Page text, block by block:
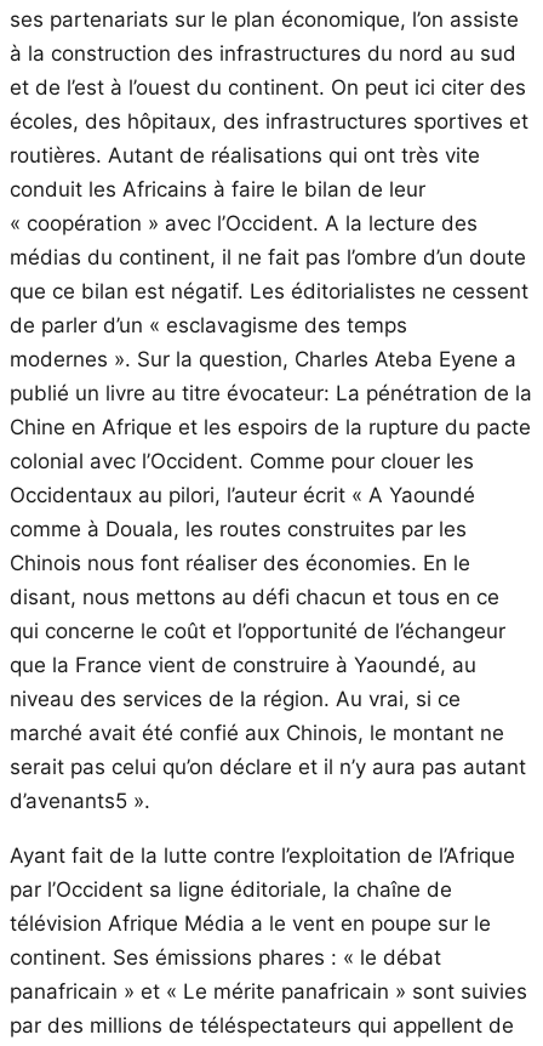
ses partenariats sur le plan économique, l’on assiste
à la construction des infrastructures du nord au sud
et de l’est à l’ouest du continent. On peut ici citer des
écoles, des hôpitaux, des infrastructures sportives et
routières. Autant de réalisations qui ont très vite
conduit les Africains à faire le bilan de leur
« coopération » avec l’Occident. A la lecture des
médias du continent, il ne fait pas l’ombre d’un doute
que ce bilan est négatif. Les éditorialistes ne cessent
de parler d’un « esclavagisme des temps
modernes ». Sur la question, Charles Ateba Eyene a
publié un livre au titre évocateur: La pénétration de la
Chine en Afrique et les espoirs de la rupture du pacte
colonial avec l’Occident. Comme pour clouer les
Occidentaux au pilori, l’auteur écrit « A Yaoundé
comme à Douala, les routes construites par les
Chinois nous font réaliser des économies. En le
disant, nous mettons au défi chacun et tous en ce
qui concerne le coût et l’opportunité de l’échangeur
que la France vient de construire à Yaoundé, au
niveau des services de la région. Au vrai, si ce
marché avait été confié aux Chinois, le montant ne
serait pas celui qu’on déclare et il n’y aura pas autant
d’avenants5 ».
Ayant fait de la lutte contre l’exploitation de l’Afrique
par l’Occident sa ligne éditoriale, la chaîne de
télévision Afrique Média a le vent en poupe sur le
continent. Ses émissions phares : « le débat
panafricain » et « Le mérite panafricain » sont suivies
par des millions de téléspectateurs qui appellent de